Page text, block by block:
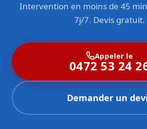
Intervention en moins de 45
7j/7. Devis gratuit.
Appeler le
0472 53 24
Demander un